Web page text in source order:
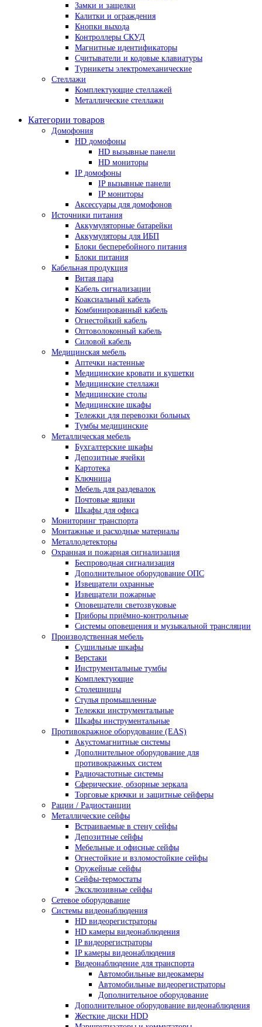
Замки и защелки
Калитки и ограждения
Кнопки выхода
Контроллеры СКУД
Магнитные идентификаторы
Считыватели и кодовые клавиатуры
Турникеты электромеханические
Стеллажи
Комплектующие стеллажей
Металлические стеллажи
Категории товаров
Домофония
HD домофоны
HD вызывные панели
HD мониторы
IP домофоны
IP вызывные панели
IP мониторы
Аксессуары для домофонов
Источники питания
Аккумуляторные батарейки
Аккумуляторы для ИБП
Блоки бесперебойного питания
Блоки питания
Кабельная продукция
Витая пара
Кабель сигнализации
Коаксиальный кабель
Комбинированный кабель
Огнестойкий кабель
Оптоволоконный кабель
Силовой кабель
Медицинская мебель
Аптечки настенные
Медицинские кровати и кушетки
Медицинские стеллажи
Медицинские столы
Медицинские шкафы
Тележки для перевозки больных
Тумбы медицинские
Металлическая мебель
Бухгалтерские шкафы
Депозитные ячейки
Картотека
Ключница
Мебель для раздевалок
Почтовые ящики
Шкафы для офиса
Мониторинг транспорта
Монтажные и расходные материалы
Металлодетекторы
Охранная и пожарная сигнализация
Беспроводная сигнализация
Дополнительное оборудование ОПС
Извещатели охранные
Извещатели пожарные
Оповещатели светозвуковые
Приборы приёмно-контрольные
Системы оповещения и музыкальной трансляции
Производственная мебель
Cушильные шкафы
Верстаки
Инструментальные тумбы
Комплектующие
Столешницы
Стулья промышленные
Тележки инструментальные
Шкафы инструментальные
Противокражное оборудование (EAS)
Акустомагнитные системы
Дополнительное оборудование для
противокражных систем
Радиочастотные системы
Сферические, обзорные зеркала
Торговые крючки и защитные сейферы
Рации / Радиостанции
Металлические сейфы
Встраиваемые в стену сейфы
Депозитные сейфы
Мебельные и офисные сейфы
Огнестойкие и взломостойкие сейфы
Оружейные сейфы
Сейфы-термостаты
Эксклюзивные сейфы
Сетевое оборудование
Системы видеонаблюдения
HD видеорегистраторы
HD камеры видеонаблюдения
IP видеорегистраторы
IP камеры видеонаблюдения
Видеонаблюдение для транспорта
Автомобильные видеокамеры
Автомобильные видеорегистраторы
Дополнительное оборудование
Дополнительное оборудование видеонаблюдения
Жесткие диски HDD